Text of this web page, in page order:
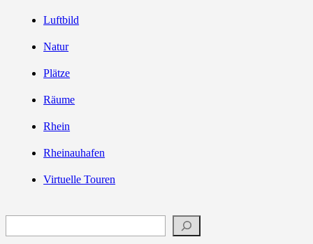
Luftbild
Natur
Plätze
Räume
Rhein
Rheinauhafen
Virtuelle Touren